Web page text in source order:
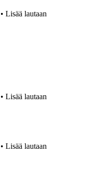
• Lisää lautaan
• Lisää lautaan
• Lisää lautaan